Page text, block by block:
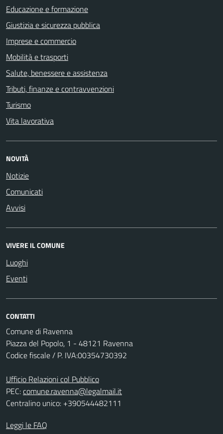
Educazione e formazione
Giustizia e sicurezza pubblica
Imprese e commercio
Mobilità e trasporti
Salute, benessere e assistenza
Tributi, finanze e contravvenzioni
Turismo
Vita lavorativa
NOVITÀ
Notizie
Comunicati
Avvisi
VIVERE IL COMUNE
Luoghi
Eventi
CONTATTI
Comune di Ravenna
Piazza del Popolo, 1 - 48121 Ravenna
Codice fiscale / P. IVA:00354730392
Ufficio Relazioni col Pubblico
PEC:comune.ravenna@legalmail.it
Centralino unico: +390544482111
Leggi le FAQ